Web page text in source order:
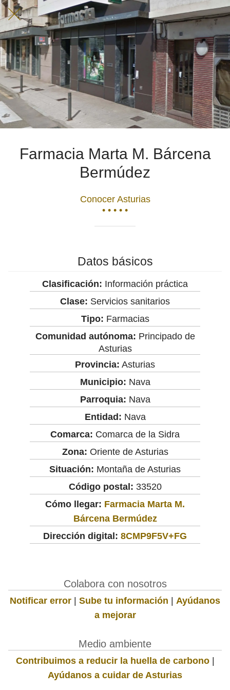
Farmacia Marta M. Bárcena
Bermúdez
Conocer Asturias
• • • • •
Datos básicos
Clasificación: Información práctica
Clase: Servicios sanitarios
Tipo: Farmacias
Comunidad autónoma: Principado de
Asturias
Provincia: Asturias
Municipio: Nava
Parroquia: Nava
Entidad: Nava
Comarca: Comarca de la Sidra
Zona: Oriente de Asturias
Situación: Montaña de Asturias
Código postal: 33520
Cómo llegar: Farmacia Marta M.
Bárcena Bermúdez
Dirección digital: 8CMP9F5V+FG
Colabora con nosotros
Notificar error | Sube tu información | Ayúdanos
a mejorar
Medio ambiente
Contribuimos a reducir la huella de carbono|
Ayúdanos a cuidar de Asturias